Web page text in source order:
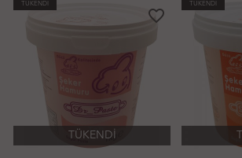
TÜKENDİ
favorite_border
TÜKENDİ
TÜKENDİ